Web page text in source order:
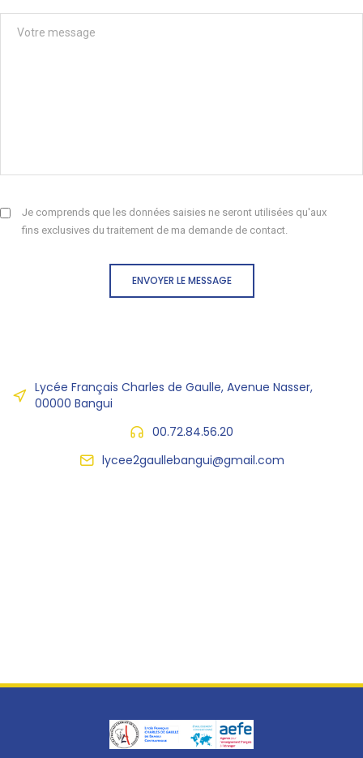
Je comprends que les données saisies ne seront utilisées qu'aux
fins exclusives du traitement de ma demande de contact.
ENVOYER LE MESSAGE
Lycée Français Charles de Gaulle, Avenue Nasser,
00000 Bangui
00.72.84.56.20
lycee2gaullebangui@gmail.com